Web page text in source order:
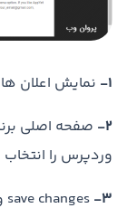
1-
نمایش اعلان
2- صفحه اصلی
وردپرس را
3-